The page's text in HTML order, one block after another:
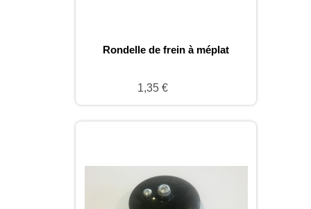
Rondelle de frein à méplat
1,35 €